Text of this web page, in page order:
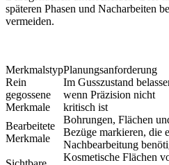
späteren Phasen und Nacharbeiten
vermeiden.
MerkmalstypPlanungsanforderung
Rein
gegossene
Merkmale
Im Gusszustand
wenn Präzision nicht
kritisch ist
Bearbeitete
Merkmale
Bohrungen, Flächen
Bezüge markieren, die
Nachbearbeitung
Kosmetische Flächen